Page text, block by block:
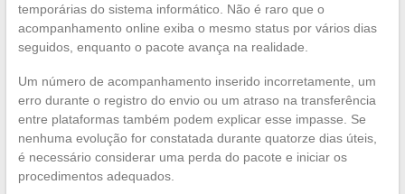
temporárias do sistema informático. Não é raro que o
acompanhamento online exiba o mesmo status por vários dias
seguidos, enquanto o pacote avança na realidade.
Um número de acompanhamento inserido incorretamente, um
erro durante o registro do envio ou um atraso na transferência
entre plataformas também podem explicar esse impasse. Se
nenhuma evolução for constatada durante quatorze dias úteis,
é necessário considerar uma perda do pacote e iniciar os
procedimentos adequados.